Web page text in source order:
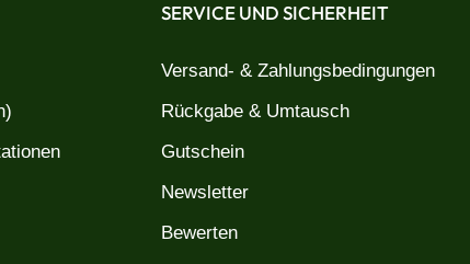
SERVICE UND SICHERHEIT
Versand- & Zahlungsbedingungen
Rückgabe & Umtausch
Gutschein
Newsletter
Bewerten